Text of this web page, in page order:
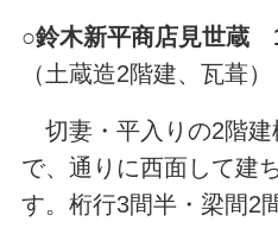
○鈴木新平商店見世蔵
（土蔵造2階建、瓦葺）
切妻・平入りの2階建
で、通りに西面して建
す。桁行3間半・梁間2